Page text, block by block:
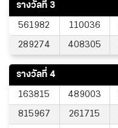
รางวัลที่ 3
561982 110036
289274
408305
รางวัลที่ 4
163815 489003
815967
261715